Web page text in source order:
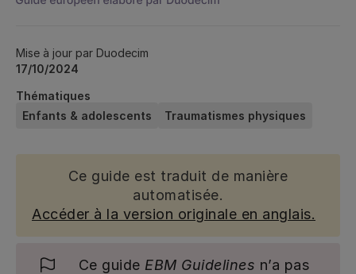
Mise à jour par Duodecim
17/10/2024
Thématiques
Enfants & adolescents
Traumatismes physiques
Ce guide est traduit de manière
automatisée.
Accéder à la version originale en anglais.
Ce guide EBM Guidelines n’a pas